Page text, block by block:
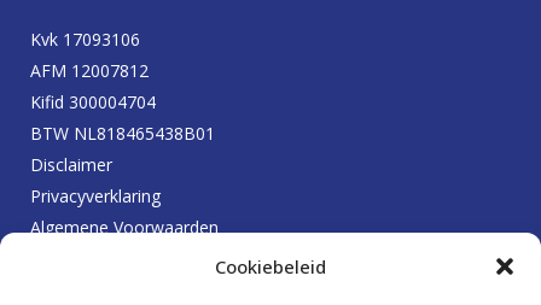
Cookiebeleid
Kvk 17093106
AFM 12007812
Kifid 300004704
BTW NL818465438B01
Disclaimer
Privacyverklaring
Algemene Voorwaarden